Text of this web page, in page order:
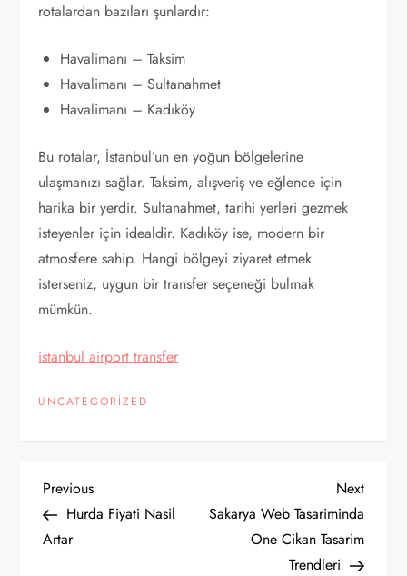
rotalardan bazıları şunlardır:
Havalimanı – Taksim
Havalimanı – Sultanahmet
Havalimanı – Kadıköy
Bu rotalar, İstanbul’un en yoğun bölgelerine
ulaşmanızı sağlar. Taksim, alışveriş ve eğlence için
harika bir yerdir. Sultanahmet, tarihi yerleri gezmek
isteyenler için idealdir. Kadıköy ise, modern bir
atmosfere sahip. Hangi bölgeyi ziyaret etmek
isterseniz, uygun bir transfer seçeneği bulmak
mümkün.
istanbul airport transfer
UNCATEGORIZED
Y
a
Previous
Post
Previous
Hurda Fiyati Nasil
Artar
Next
Post
Next
Sakarya Web Tasariminda
One Cikan Tasarim
Trendleri